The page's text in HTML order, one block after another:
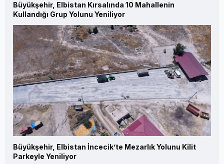
Büyükşehir, Elbistan Kırsalında 10 Mahallenin
Kullandığı Grup Yolunu Yeniliyor
Büyükşehir, Elbistan İncecik’te Mezarlık Yolunu Kilit
Parkeyle Yeniliyor